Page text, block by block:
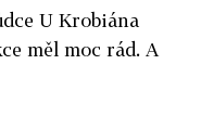
U Krobiána
měl moc rád. A